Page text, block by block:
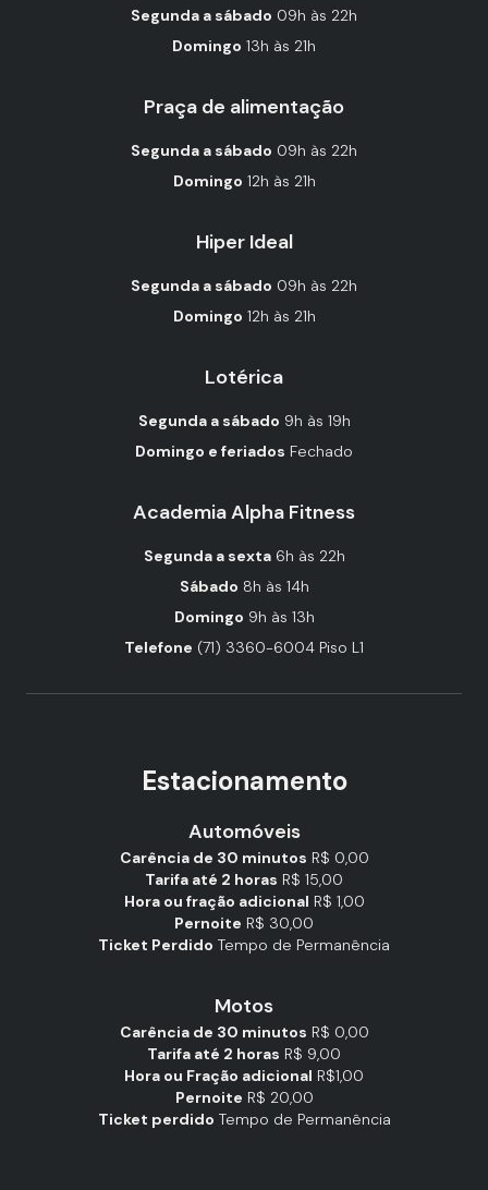
Segunda a sábado 09h às 22h
Domingo 13h às 21h
Praça de alimentação
Segunda a sábado 09h às 22h
Domingo 12h às 21h
Hiper Ideal
Segunda a sábado 09h às 22h
Domingo 12h às 21h
Lotérica
Segunda a sábado 9h às 19h
Domingo e feriados Fechado
Academia Alpha Fitness
Segunda a sexta 6h às 22h
Sábado 8h às 14h
Domingo 9h às 13h
Telefone (71) 3360-6004 Piso L1
Estacionamento
Automóveis
Carência de 30 minutos R$ 0,00
Tarifa até 2 horas R$ 15,00
Hora ou fração adicional R$ 1,00
Pernoite R$ 30,00
Ticket Perdido Tempo de Permanência
Motos
Carência de 30 minutos R$ 0,00
Tarifa até 2 horas R$ 9,00
Hora ou Fração adicional R$1,00
Pernoite R$ 20,00
Ticket perdido Tempo de Permanência